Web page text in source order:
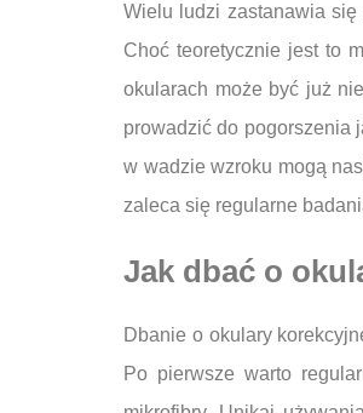
Wielu ludzi zastanawia
Choć teoretycznie jest to
okularach może być już
prowadzić do pogorszenia
w wadzie wzroku mogą
zaleca się regularne
Jak dbać o
Dbanie o okulary
Po pierwsze warto